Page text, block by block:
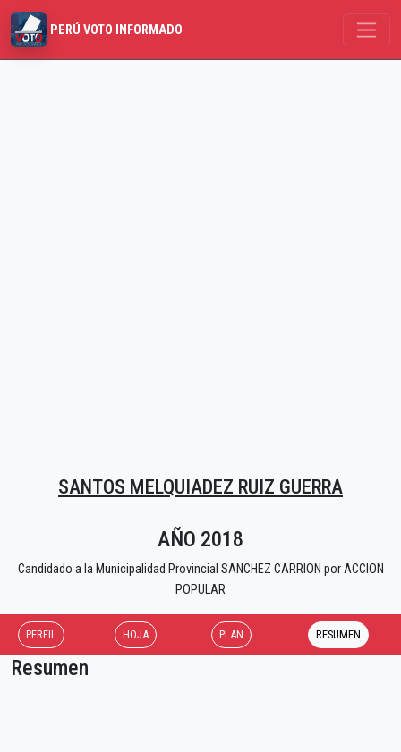
PERÚ VOTO INFORMADO
SANTOS MELQUIADEZ RUIZ GUERRA
AÑO 2018
Candidado a la Municipalidad Provincial SANCHEZ CARRION por ACCION
POPULAR
PERFIL HOJA PLAN RESUMEN
Resumen